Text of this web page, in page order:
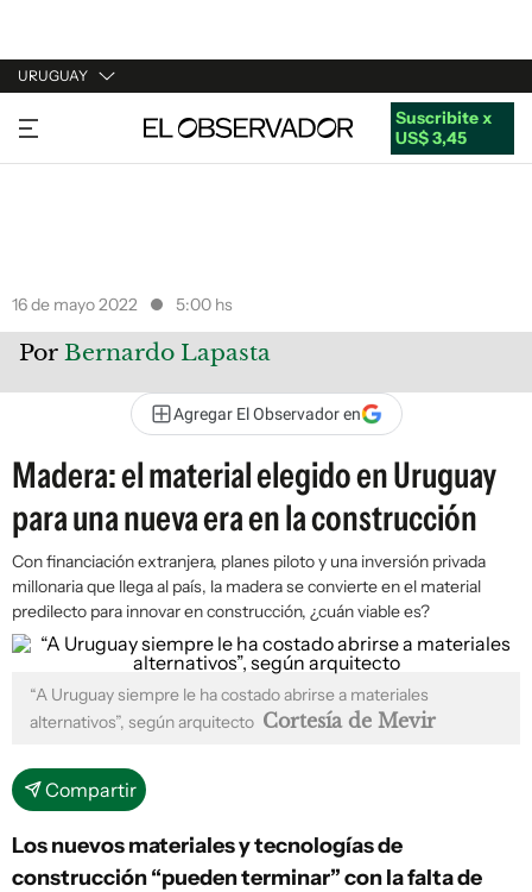
URUGUAY
URUGUAY
ARGENTINA
Suscribite x
US$ 3,45
16 de mayo 2022 5:00 hs
Por Bernardo Lapasta
Agregar El Observador en
Madera: el material elegido en Uruguay
para una nueva era en la construcción
Con financiación extranjera, planes piloto y una inversión privada
millonaria que llega al país, la madera se convierte en el material
predilecto para innovar en construcción, ¿cuán viable es?
“A Uruguay siempre le ha costado abrirse a materiales
alternativos”, según arquitecto Cortesía de Mevir
Compartir
Los nuevos materiales y tecnologías de
construcción “pueden terminar” con la falta de